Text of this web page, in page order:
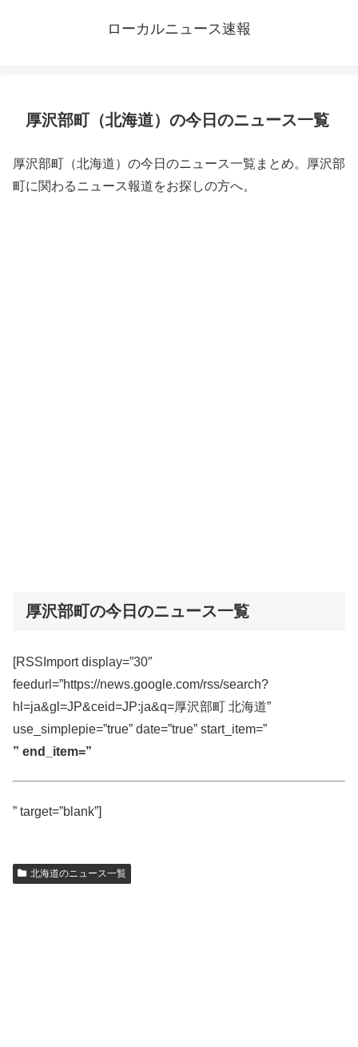
ローカルニュース速報
厚沢部町（北海道）の今日のニュース一覧
厚沢部町（北海道）の今日のニュース一覧まとめ。厚沢部
町に関わるニュース報道をお探しの方へ。
厚沢部町の今日のニュース一覧
[RSSImport display=”30″
feedurl=”https://news.google.com/rss/search?
hl=ja&gl=JP&ceid=JP:ja&q=厚沢部町 北海道”
use_simplepie=”true” date=”true” start_item=”
” end_item=”
” target=”blank”]
北海道のニュース一覧